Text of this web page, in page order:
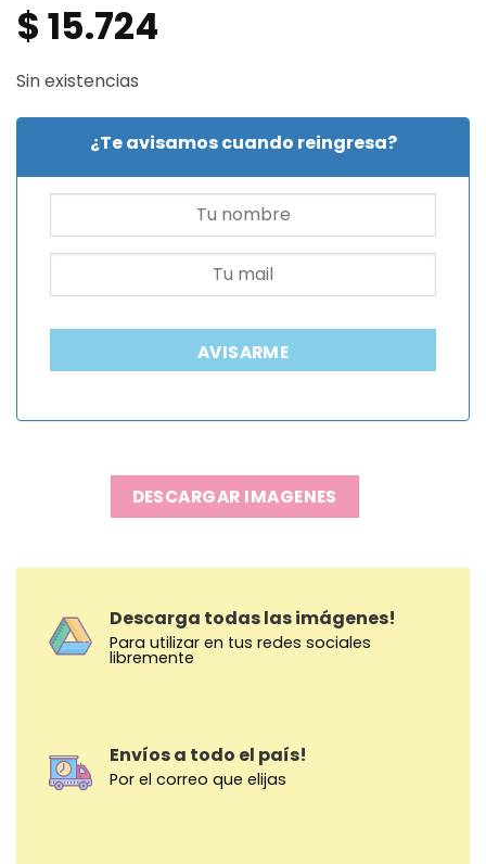
$15.724
Sin existencias
¿Te avisamos cuando reingresa?
AVISARME
DESCARGAR IMAGENES
Descarga todas las imágenes!
Para utilizar en tus redes sociales
libremente
Envíos a todo el país!
Por el correo que elijas